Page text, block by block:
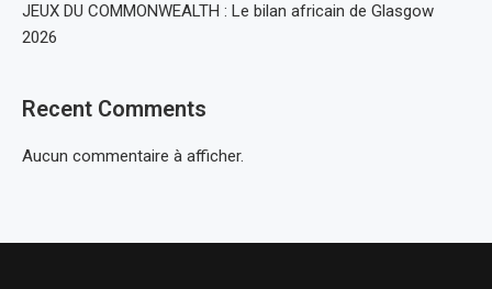
JEUX DU COMMONWEALTH : Le bilan africain de Glasgow
2026
Recent Comments
Aucun commentaire à afficher.